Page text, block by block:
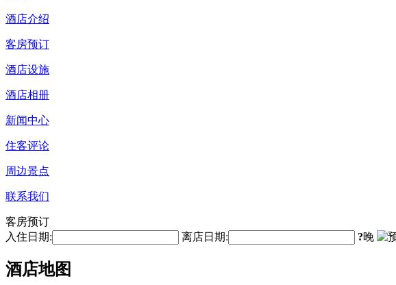
酒店介绍
客房预订
酒店设施
酒店相册
新闻中心
住客评论
周边景点
联系我们
客房预订
入住日期:
离店日期: ?晚
酒店地图